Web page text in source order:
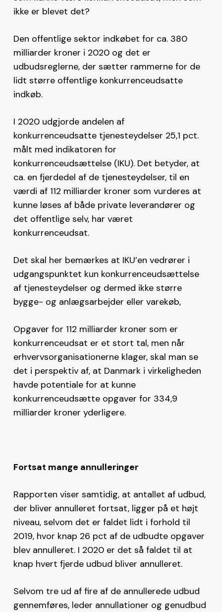
ikke er blevet det?
Den offentlige sektor indkøbet for ca. 380
milliarder kroner i 2020 og det er
udbudsreglerne, der sætter rammerne for de
lidt større offentlige konkurrenceudsatte
indkøb.
I 2020 udgjorde andelen af
konkurrenceudsatte tjenesteydelser 25,1 pct.
målt med indikatoren for
konkurrenceudsættelse (IKU). Det betyder, at
ca. en fjerdedel af de tjenesteydelser, til en
værdi af 112 milliarder kroner som vurderes at
kunne løses af både private leverandører og
det offentlige selv, har været
konkurrenceudsat.
Det skal her bemærkes at IKU’en vedrører i
udgangspunktet kun konkurrenceudsættelse
af tjenesteydelser og dermed ikke større
bygge- og anlægsarbejder eller varekøb,
Opgaver for 112 milliarder kroner som er
konkurrenceudsat er et stort tal, men når
erhvervsorganisationerne klager, skal man se
det i perspektiv af, at Danmark i virkeligheden
havde potentiale for at kunne
konkurrenceudsætte opgaver for 334,9
milliarder kroner yderligere.
Fortsat mange annulleringer
Rapporten viser samtidig, at antallet af udbud,
der bliver annulleret fortsat, ligger på et højt
niveau, selvom det er faldet lidt i forhold til
2019, hvor knap 26 pct af de udbudte opgaver
blev annulleret. I 2020 er det så faldet til at
knap hvert fjerde udbud bliver annulleret.
Selvom tre ud af fire af de annullerede udbud
gennemføres, leder annullationer og genudbud